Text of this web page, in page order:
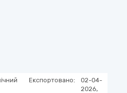
Експортовано:
02-04-
2026,